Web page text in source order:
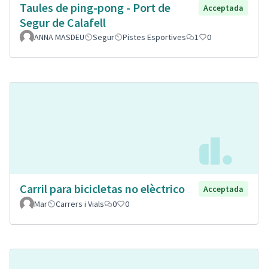
Taules de ping-pong - Port de
Segur de Calafell
Acceptada
ANNA MASDEU Segur Pistes Esportives 1 0
Carril para bicicletas no elèctrico
Acceptada
Mar
Carrers i Vials 0 0